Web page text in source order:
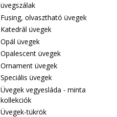
üvegszálak
Fusing, olvasztható üvegek
Katedrál üvegek
Opál üvegek
Opalescent üvegek
Ornament üvegek
Speciális üvegek
Üvegek vegyesláda - minta
kollekciók
Üvegek-tükrök